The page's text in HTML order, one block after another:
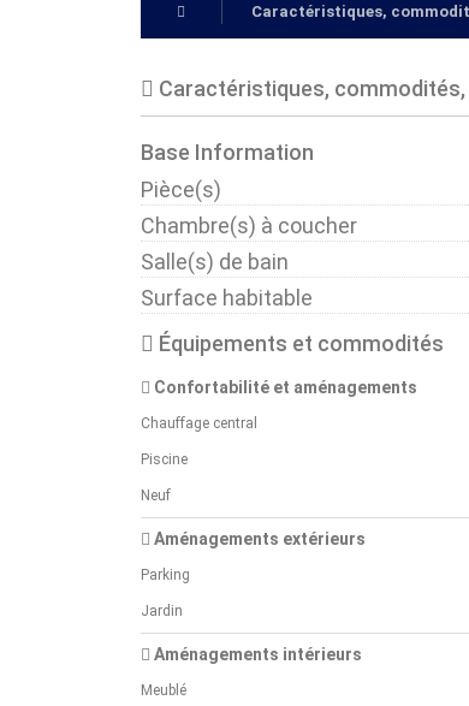
Caractéristiques,
Caractéristiques,
Base Information
Pièce(s)
Chambre(s) à coucher
Salle(s) de bain
Surface habitable
Équipements et commodités
Confortabilité et aménagements
Chauffage central
Piscine
Neuf
Aménagements extérieurs
Parking
Jardin
Aménagements intérieurs
Meublé